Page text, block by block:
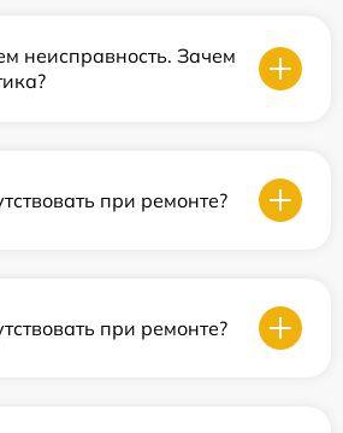
неисправность. Зачем
при ремонте?
при ремонте?